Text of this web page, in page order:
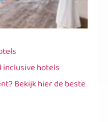
inclusive hotels
Bekijk hier de beste